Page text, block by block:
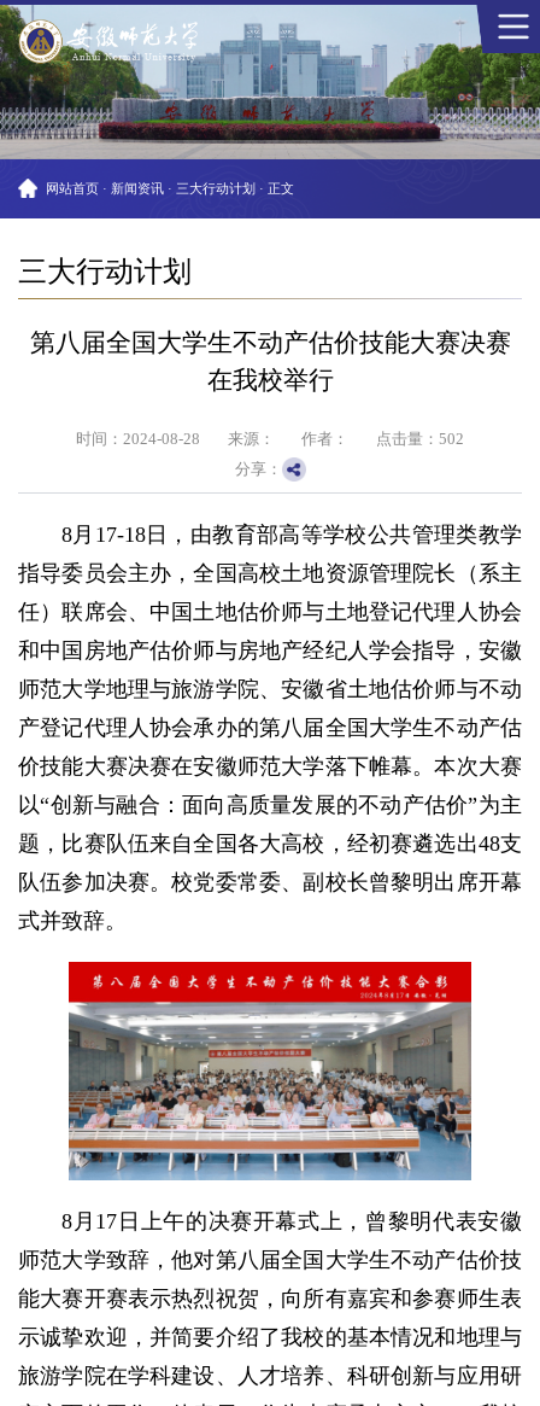
网站首页 · 新闻资讯 · 三大行动计划 · 正文
三大行动计划
第八届全国大学生不动产估价技能大赛决赛
在我校举行
时间：2024-08-28 来源： 作者： 点击量： 502
分享：
8月17-18日，由教育部高等学校公共管理类教学
指导委员会主办，全国高校土地资源管理院长（系主
任）联席会、中国土地估价师与土地登记代理人协会
和中国房地产估价师与房地产经纪人学会指导，安徽
师范大学地理与旅游学院、安徽省土地估价师与不动
产登记代理人协会承办的第八届全国大学生不动产估
价技能大赛决赛在安徽师范大学落下帷幕。本次大赛
以“创新与融合：面向高质量发展的不动产估价”为主
题，比赛队伍来自全国各大高校，经初赛遴选出48支
队伍参加决赛。校党委常委、副校长曾黎明出席开幕
式并致辞。
8月17日上午的决赛开幕式上，曾黎明代表安徽
师范大学致辞，他对第八届全国大学生不动产估价技
能大赛开赛表示热烈祝贺，向所有嘉宾和参赛师生表
示诚挚欢迎，并简要介绍了我校的基本情况和地理与
旅游学院在学科建设、人才培养、科研创新与应用研